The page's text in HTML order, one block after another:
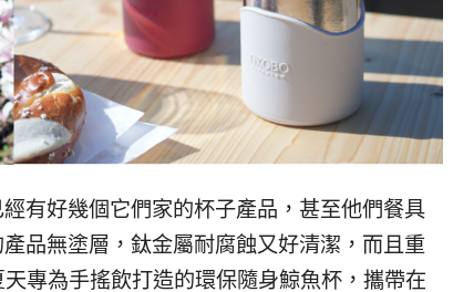
有好幾個它們家的杯子產品，甚至他們餐具
品無塗層，鈦金屬耐腐蝕又好清潔，而且重
專為手搖飲打造的環保隨身鯨魚杯，攜帶在